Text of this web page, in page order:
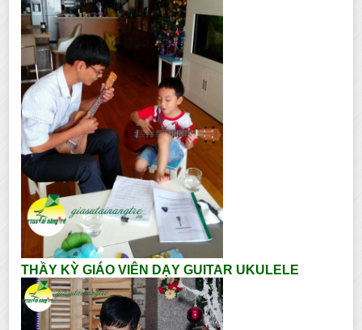
THẦY KỲ GIÁO VIÊN DẠY GUITAR UKULELE